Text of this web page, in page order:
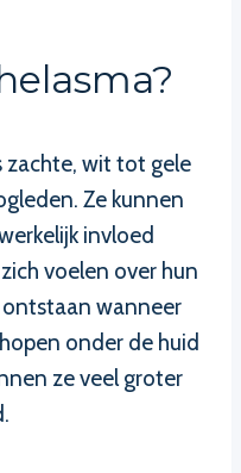
zachte, wit tot gele
Ze kunnen
invloed
voelen over hun
ontstaan wanneer
onder de huid
ze veel groter